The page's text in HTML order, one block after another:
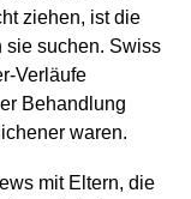
ziehen, ist die
sie suchen. Swiss
Verläufe
Behandlung
waren.
mit Eltern, die